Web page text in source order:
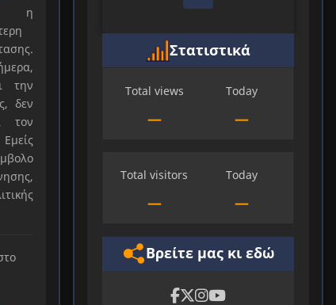
η
την
δεν
τον
Στατιστικά
Total views
—
Today
—
Total visitors
—
Today
—
Βρείτε μας κι εδώ